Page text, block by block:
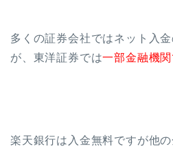
多くの証券会社ではネット入
が、東洋証券では一部金融機
楽天銀行は入金無料ですが他